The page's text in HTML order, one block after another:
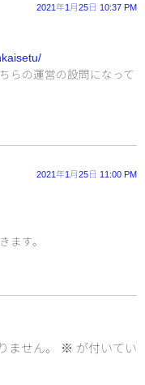
2021年1月25日 10:37 PM
らの運営の設問になって
2021年1月25日 11:00 PM
ます。
ません。 ※ が付いてい